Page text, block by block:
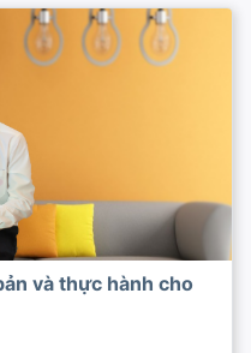
và thực hành cho